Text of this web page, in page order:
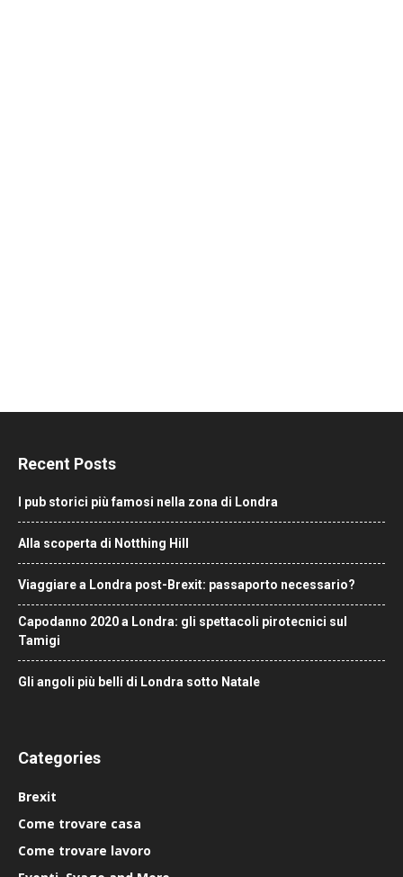
Recent Posts
I pub storici più famosi nella zona di Londra
Alla scoperta di Notthing Hill
Viaggiare a Londra post-Brexit: passaporto necessario?
Capodanno 2020 a Londra: gli spettacoli pirotecnici sul
Tamigi
Gli angoli più belli di Londra sotto Natale
Categories
Brexit
Come trovare casa
Come trovare lavoro